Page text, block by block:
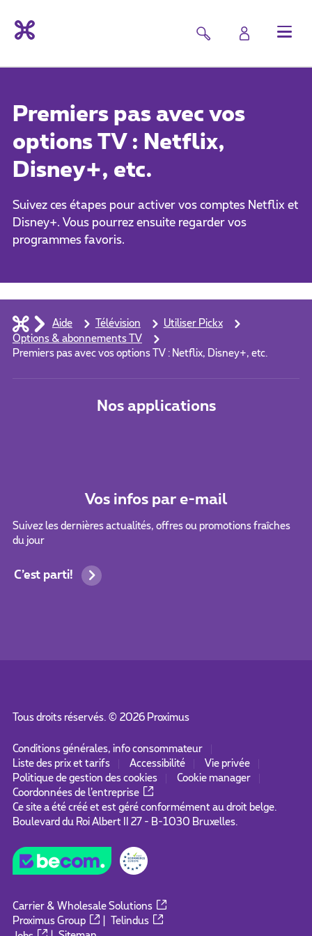
Premiers pas avec vos
options TV : Netflix,
Disney+, etc.
Suivez ces étapes pour activer vos comptes Netflix et
Disney+. Vous pourrez ensuite regarder vos
programmes favoris.
Aide Télévision
Utiliser Pickx
Options & abonnements TV
Premiers pas avec vos options TV : Netflix, Disney+, etc.
Nos applications
Vos infos par e-mail
Suivez les dernières actualités, offres ou promotions fraîches
du jour
C’est parti!
Tous droits réservés. © 2026Proximus
Conditions générales, info consommateur
Liste des prix et tarifs
Accessibilité
Vie privée
Politique de gestion des cookies
Cookie manager
Coordonnées de l’entreprise
Ce site a été créé et est géré conformément au droit belge.
Boulevard du Roi Albert II 27 - B-1030 Bruxelles.
Carrier & Wholesale Solutions
Proximus Group
Telindus